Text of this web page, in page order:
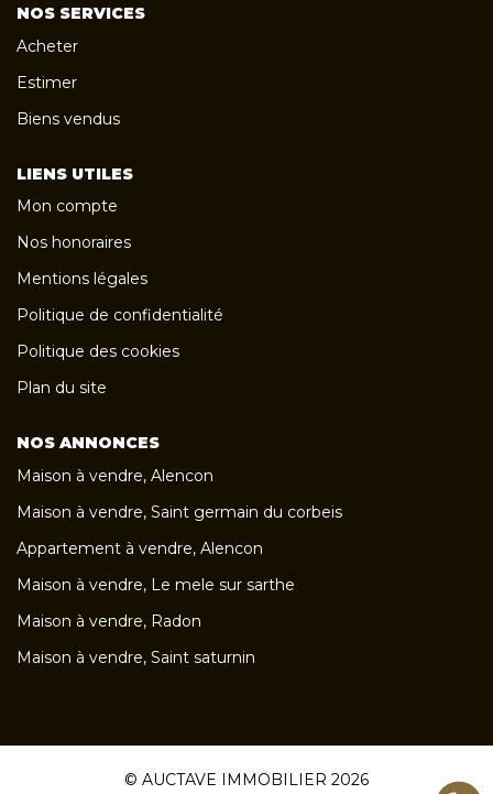
NOS SERVICES
Acheter
Estimer
Biens vendus
LIENS UTILES
Mon compte
Nos honoraires
Mentions légales
Politique de confidentialité
Politique des cookies
Plan du site
NOS ANNONCES
Maison à vendre, Alencon
Maison à vendre, Saint germain du corbeis
Appartement à vendre, Alencon
Maison à vendre, Le mele sur sarthe
Maison à vendre, Radon
Maison à vendre, Saint saturnin
© AUCTAVE IMMOBILIER 2026